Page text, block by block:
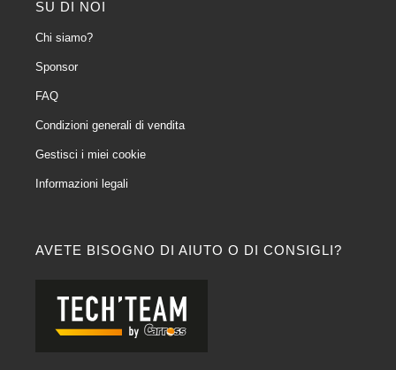
AVETE BISOGNO DI AIUTO O DI CONSIGLI?
SU DI NOI
Chi siamo?
Sponsor
FAQ
Condizioni generali di vendita
Gestisci i miei cookie
Informazioni legali